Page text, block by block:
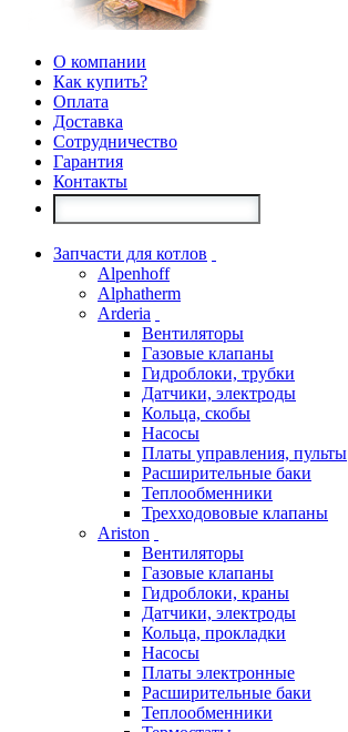
О компании
Как купить?
Оплата
Доставка
Сотрудничество
Гарантия
Контакты
Запчасти для котлов
Alpenhoff
Alphatherm
Arderia
Вентиляторы
Газовые клапаны
Гидроблоки, трубки
Датчики, электроды
Кольца, скобы
Насосы
Платы управления, пульты
Расширительные баки
Теплообменники
Трехходововые клапаны
Ariston
Вентиляторы
Газовые клапаны
Гидроблоки, краны
Датчики, электроды
Кольца, прокладки
Насосы
Платы электронные
Расширительные баки
Теплообменники